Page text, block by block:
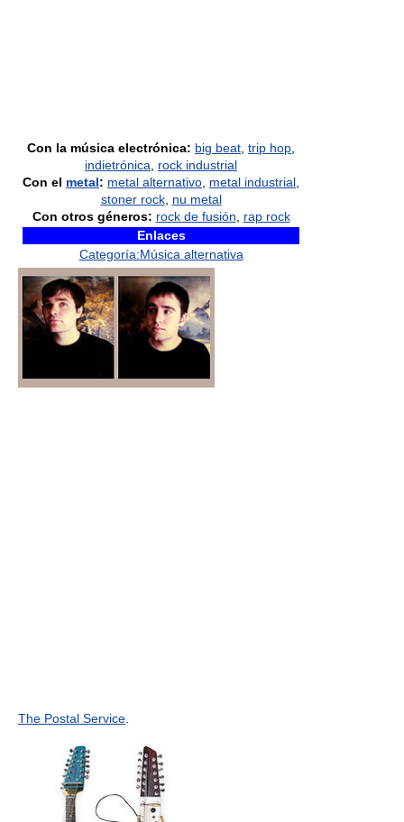
Con la música electrónica: big beat trip hop
indietrónica
rock industrial
Con el metal: metal alternativo metal industrial
stoner rock, nu metal
Con otros géneros: rock de fusión
rap rock
Enlaces
Categoría:Música alternativa
The Postal Service.